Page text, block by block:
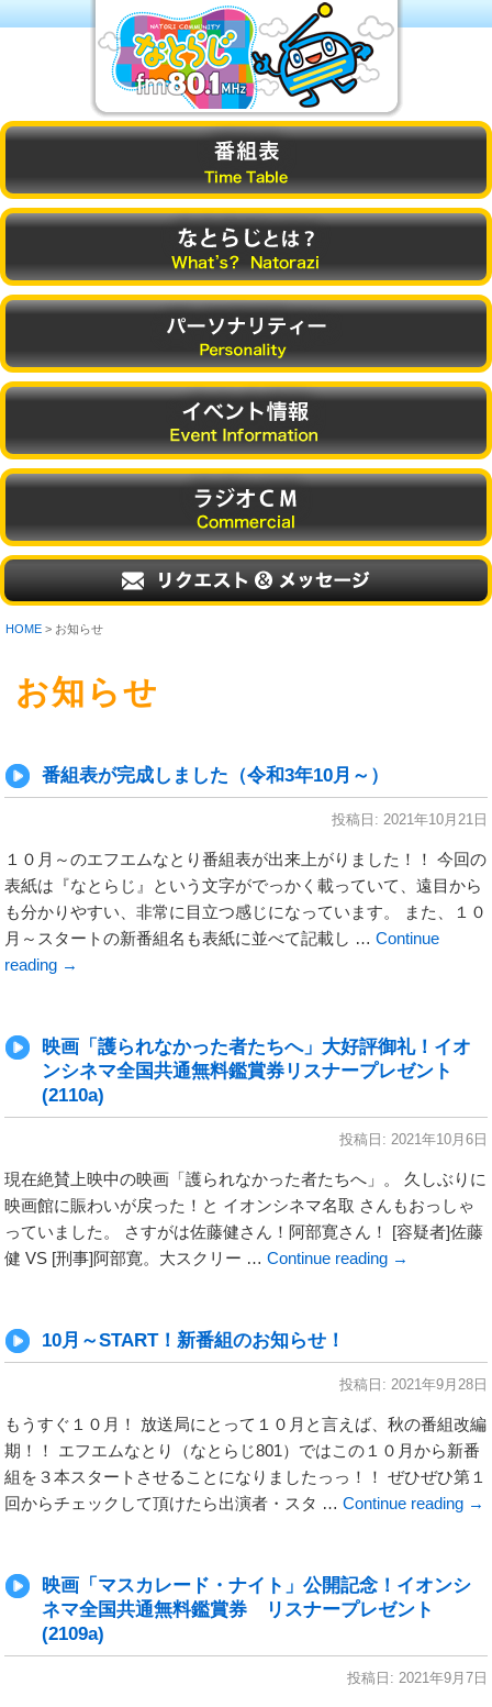
HOME > お知らせ
お知らせ
番組表が完成しました（令和3年10月～）
投稿日: 2021年10月21日
１０月～のエフエムなとり番組表が出来上がりました！！ 今回の
表紙は『なとらじ』という文字がでっかく載っていて、遠目から
も分かりやすい、非常に目立つ感じになっています。 また、１０
月～スタートの新番組名も表紙に並べて記載し … Continue
reading →
映画「護られなかった者たちへ」大好評御礼！イオ
ンシネマ全国共通無料鑑賞券リスナープレゼント
(2110a)
投稿日: 2021年10月6日
現在絶賛上映中の映画「護られなかった者たちへ」。 久しぶりに
映画館に賑わいが戻った！と イオンシネマ名取 さんもおっしゃ
っていました。 さすがは佐藤健さん！阿部寛さん！ [容疑者]佐藤
健 VS [刑事]阿部寛。大スクリー … Continue reading →
10月～START！新番組のお知らせ！
投稿日: 2021年9月28日
もうすぐ１０月！ 放送局にとって１０月と言えば、秋の番組改編
期！！ エフエムなとり（なとらじ801）ではこの１０月から新番
組を３本スタートさせることになりましたっっ！！ ぜひぜひ第１
回からチェックして頂けたら出演者・スタ … Continue reading →
映画「マスカレード・ナイト」公開記念！イオンシ
ネマ全国共通無料鑑賞券 リスナープレゼント
(2109a)
投稿日: 2021年9月7日